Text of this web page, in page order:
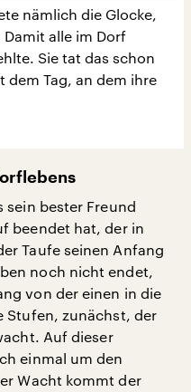
nämlich die Glocke,
alle im Dorf
Sie tat das schon
dem Tag, an dem ihre
sein bester Freund
beendet hat, der in
Taufe seinen Anfang
noch nicht endet,
von der einen in die
Stufen, zunächst, der
Auf dieser
einmal um den
Wacht kommt der